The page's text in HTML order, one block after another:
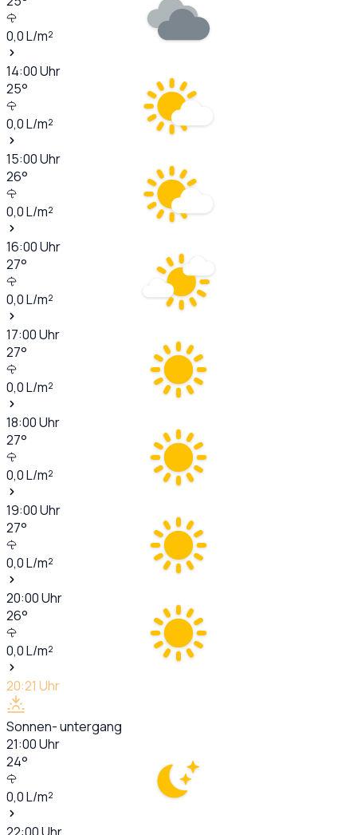
0,0L/m²
14:00Uhr
25°
0,0L/m²
15:00Uhr
26°
0,0L/m²
16:00Uhr
27°
0,0L/m²
17:00Uhr
27°
0,0L/m²
18:00Uhr
27°
0,0L/m²
19:00Uhr
27°
0,0L/m²
20:00Uhr
26°
0,0L/m²
20:21 Uhr
Sonnen- untergang
21:00Uhr
24°
0,0L/m²